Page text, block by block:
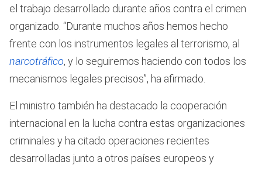
el trabajo desarrollado durante años contra el crimen
organizado. “Durante muchos años hemos hecho
frente con los instrumentos legales al terrorismo, al
narcotráfico, y lo seguiremos haciendo con todos los
mecanismos legales precisos”, ha afirmado.
El ministro también ha destacado la cooperación
internacional en la lucha contra estas organizaciones
criminales y ha citado operaciones recientes
desarrolladas junto a otros países europeos y